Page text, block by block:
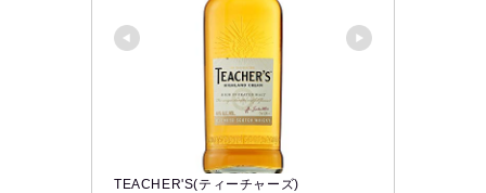
TEACHER'S(ティーチャーズ)